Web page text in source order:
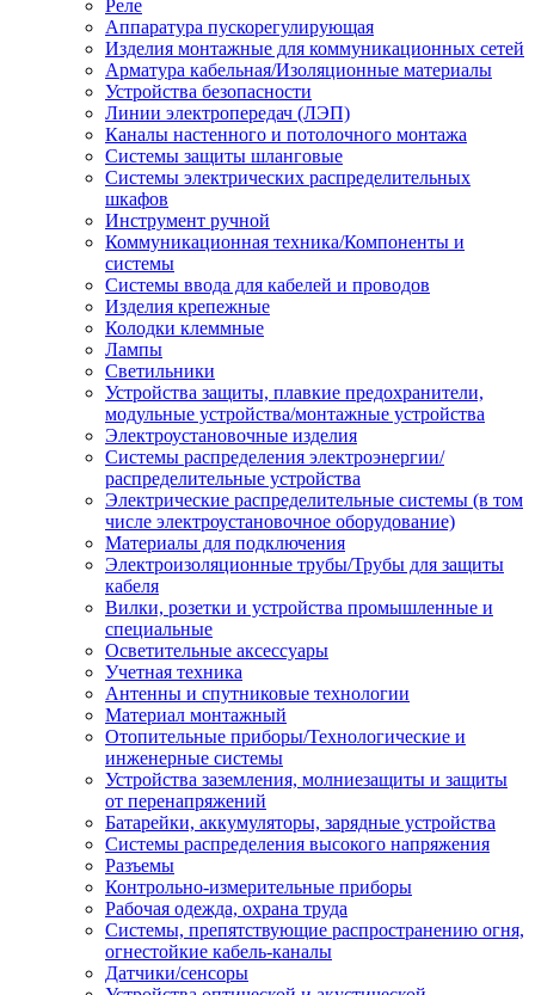
Реле
Аппаратура пускорегулирующая
Изделия монтажные для коммуникационных сетей
Арматура кабельная/Изоляционные материалы
Устройства безопасности
Линии электропередач (ЛЭП)
Каналы настенного и потолочного монтажа
Системы защиты шланговые
Системы электрических распределительных
шкафов
Инструмент ручной
Коммуникационная техника/Компоненты и
системы
Системы ввода для кабелей и проводов
Изделия крепежные
Колодки клеммные
Лампы
Светильники
Устройства защиты, плавкие предохранители,
модульные устройства/монтажные устройства
Электроустановочные изделия
Системы распределения электроэнергии/
распределительные устройства
Электрические распределительные системы (в том
числе электроустановочное оборудование)
Материалы для подключения
Электроизоляционные трубы/Трубы для защиты
кабеля
Вилки, розетки и устройства промышленные и
специальные
Осветительные аксессуары
Учетная техника
Антенны и спутниковые технологии
Материал монтажный
Отопительные приборы/Технологические и
инженерные системы
Устройства заземления, молниезащиты и защиты
от перенапряжений
Батарейки, аккумуляторы, зарядные устройства
Системы распределения высокого напряжения
Разъемы
Контрольно-измерительные приборы
Рабочая одежда, охрана труда
Системы, препятствующие распространению огня,
огнестойкие кабель-каналы
Датчики/сенсоры